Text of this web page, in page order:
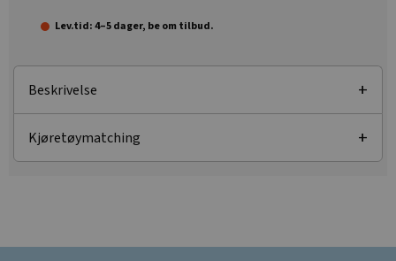
Lev.tid: 4–5 dager, be om tilbud.
Beskrivelse
Kjøretøymatching